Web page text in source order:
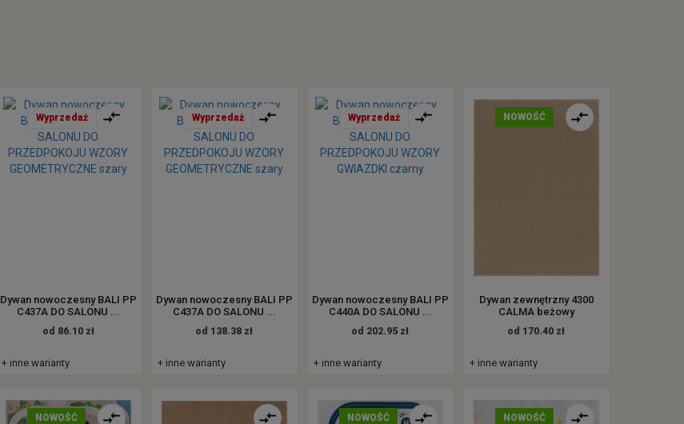
Wyprzedaż
Dywan nowoczesny BALI PP
C437A DO SALONU ...
od 86.10 zł
+ inne warianty
Wyprzedaż
Dywan nowoczesny BALI PP
C437A DO SALONU ...
od 138.38 zł
+ inne warianty
Wyprzedaż
Dywan nowoczesny BALI PP
C440A DO SALONU ...
od 202.95 zł
+ inne warianty
NOWOŚĆ
Dywan zewnętrzny 4300
CALMA beżowy
od 170.40 zł
+ inne warianty
NOWOŚĆ NOWOŚĆ NOWOŚĆ